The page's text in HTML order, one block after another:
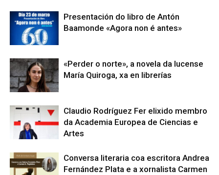
Presentación do libro de Antón
Baamonde «Agora non é antes»
«Perder o norte», a novela da lucense
María Quiroga, xa en librerías
Claudio Rodríguez Fer elixido membro
da Academia Europea de Ciencias e
Artes
Conversa literaria coa escritora Andrea
Fernández Plata e a xornalista Carmen